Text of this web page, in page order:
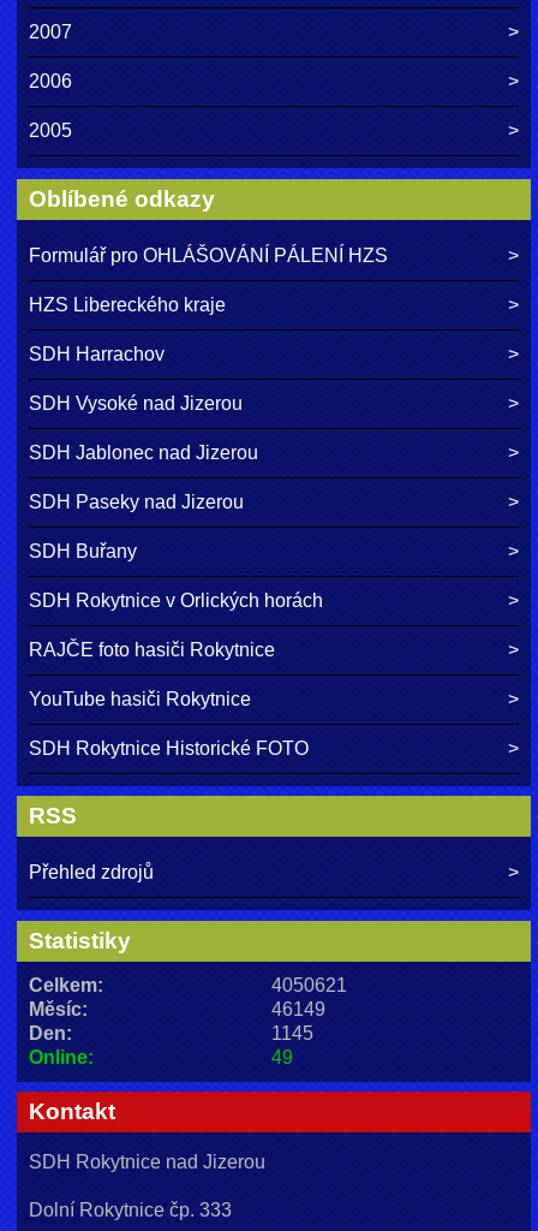
2007
2006
2005
Oblíbené odkazy
Formulář pro OHLÁŠOVÁNÍ PÁLENÍ HZS
HZS Libereckého kraje
SDH Harrachov
SDH Vysoké nad Jizerou
SDH Jablonec nad Jizerou
SDH Paseky nad Jizerou
SDH Buřany
SDH Rokytnice v Orlických horách
RAJČE foto hasiči Rokytnice
YouTube hasiči Rokytnice
SDH Rokytnice Historické FOTO
RSS
Přehled zdrojů
Statistiky
Online: 49
Celkem:
4050621
Měsíc:
46149
Den:
1145
Kontakt
SDH Rokytnice nad Jizerou
Dolní Rokytnice čp. 333